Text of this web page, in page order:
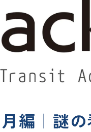
編｜謎